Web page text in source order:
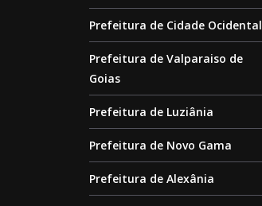
Prefeitura de Cidade Ocidental
Prefeitura de Valparaiso de
Goias
Prefeitura de Luziânia
Prefeitura de Novo Gama
Prefeitura de Alexânia